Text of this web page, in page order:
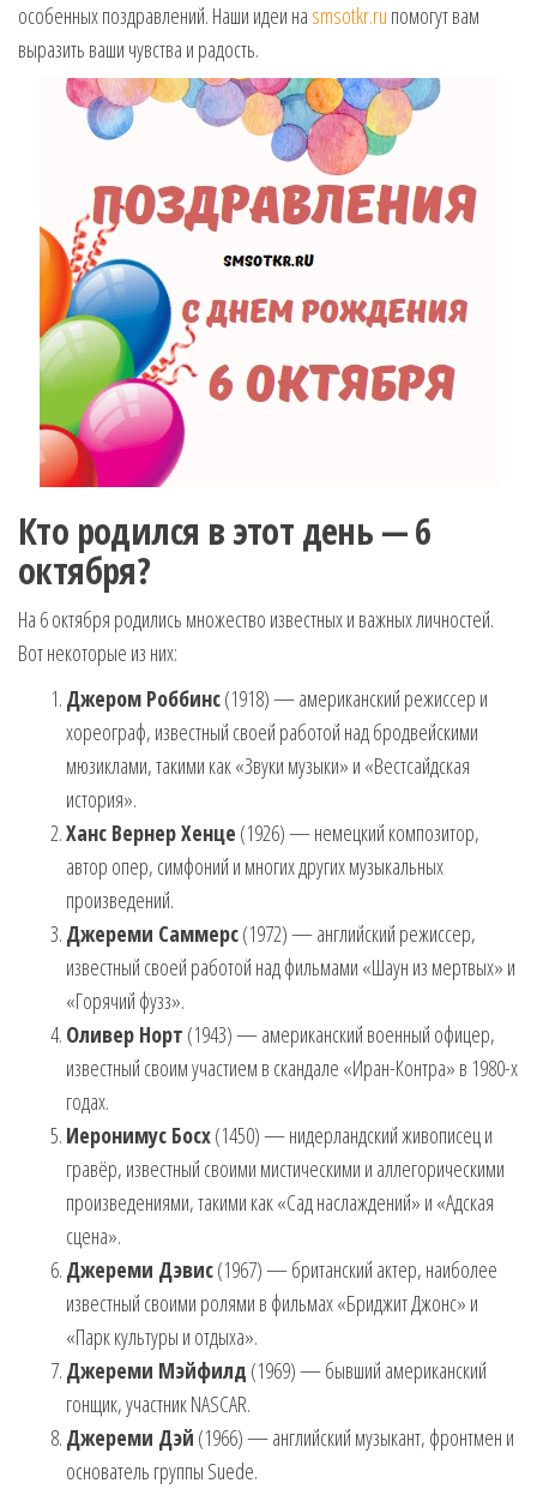
особенных поздравлений. Наши идеи на smsotkr.ru помогут вам
выразить ваши чувства и радость.
Кто родился в этот день — 6
октября?
На 6 октября родились множество известных и важных личностей.
Вот некоторые из них:
Джером Роббинс(1918) — американский режиссер и
хореограф, известный своей работой над бродвейскими
мюзиклами, такими как «Звуки музыки» и «Вестсайдская
история».
Ханс Вернер Хенце (1926) — немецкий композитор,
автор опер, симфоний и многих других музыкальных
произведений.
Джереми Саммерс(1972) — английский режиссер,
известный своей работой над фильмами «Шаун из мертвых» и
«Горячий фузз».
Оливер Норт (1943) — американский военный офицер,
известный своим участием в скандале «Иран-Контра» в 1980-х
годах.
Иеронимус Босх(1450) — нидерландский живописец и
гравёр, известный своими мистическими и аллегорическими
произведениями, такими как «Сад наслаждений» и «Адская
сцена».
Джереми Дэвис(1967) — британский актер, наиболее
известный своими ролями в фильмах «Бриджит Джонс» и
«Парк культуры и отдыха».
Джереми Мэйфилд (1969) — бывший американский
гонщик, участник NASCAR.
Джереми Дэй (1966) — английский музыкант, фронтмен и
основатель группы Suede.